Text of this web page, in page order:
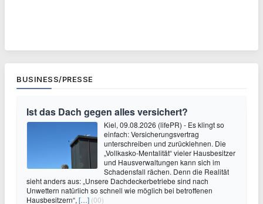
BUSINESS/PRESSE
Ist das Dach gegen alles versichert?
Kiel, 09.08.2026 (lifePR) - Es klingt so
einfach: Versicherungsvertrag
unterschreiben und zurücklehnen. Die
„Vollkasko-Mentalität“ vieler Hausbesitzer
und Hausverwaltungen kann sich im
Schadensfall rächen. Denn die Realität
sieht anders aus: „Unsere Dachdeckerbetriebe sind nach
Unwettern natürlich so schnell wie möglich bei betroffenen
Hausbesitzern“, […] (00)